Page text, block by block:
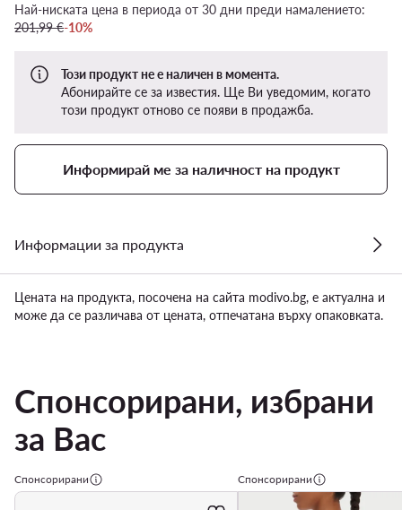
Най-ниската цена в периода от 30 дни преди намалението:
201,99 €-10%
Този продукт не е наличен в момента.
Абонирайте се за известия. Ще Ви уведомим, когато
този продукт отново се появи в продажба.
Информирай ме за наличност на продукт
Информации за продукта
Цената на продукта, посочена на сайта modivo.bg, е актуална и
може да се различава от цената, отпечатана върху опаковката.
Спонсорирани, избрани
за Вас
Спонсорирани Спонсорирани